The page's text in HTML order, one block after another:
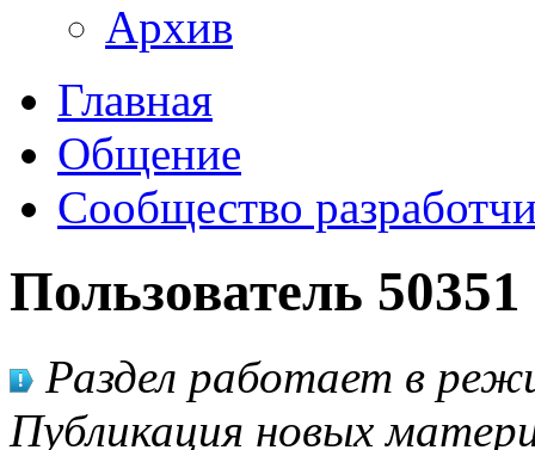
Архив
Главная
Общение
Сообщество
Пользователь 50351
Раздел работает в
Публикация новых